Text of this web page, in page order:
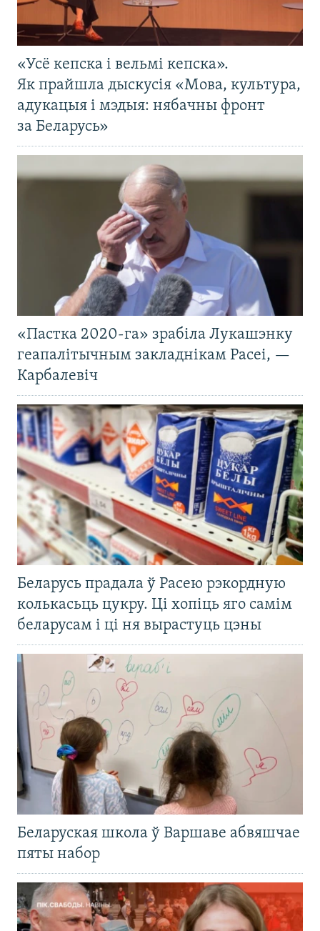
«Усё кепска і вельмі кепска».
Як прайшла дыскусія «Мова, культура,
адукацыя і мэдыя: нябачны фронт
за Беларусь»
«Пастка 2020-га» зрабіла Лукашэнку
геапалітычным закладнікам Расеі, —
Карбалевіч
Беларусь прадала ў Расею рэкордную
колькасьць цукру. Ці хопіць яго самім
беларусам і ці ня вырастуць цэны
Беларуская школа ў Варшаве абвяшчае
пяты набор